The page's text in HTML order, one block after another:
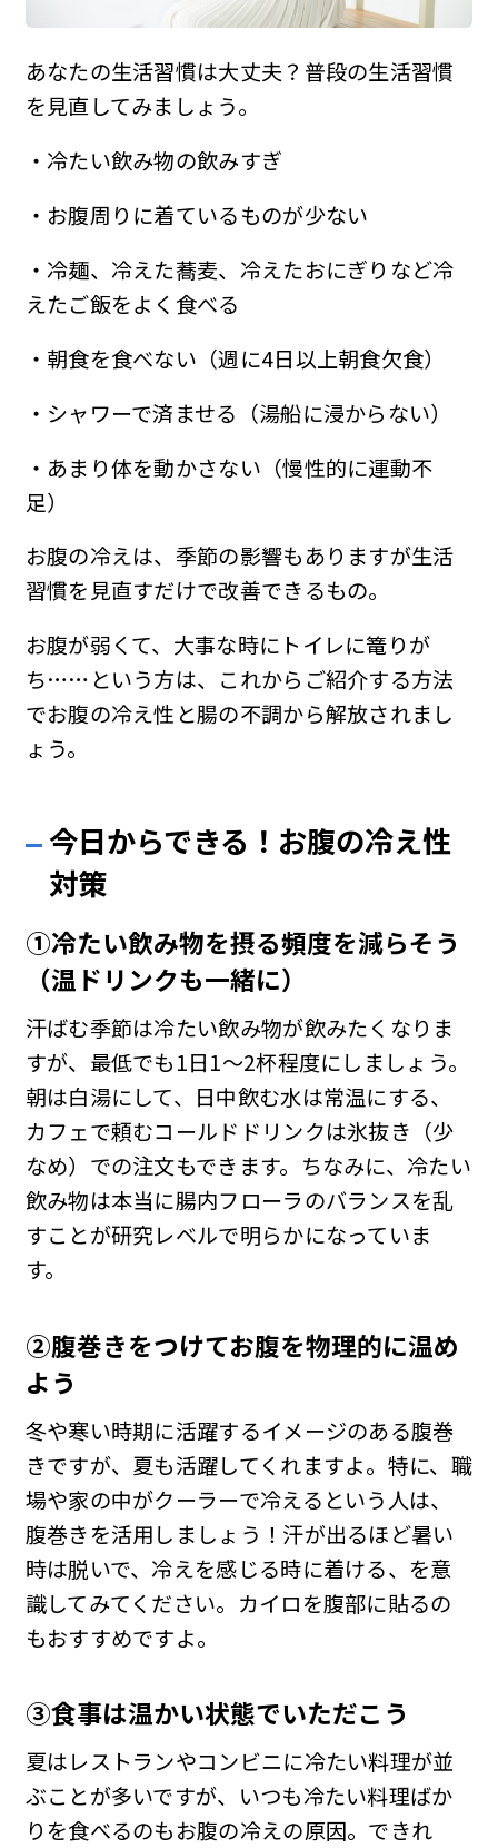
あなたの生活習慣は大丈夫？普段の生活習慣
を見直してみましょう。
・冷たい飲み物の飲みすぎ
・お腹周りに着ているものが少ない
・冷麺、冷えた蕎麦、冷えたおにぎりなど冷
えたご飯をよく食べる
・朝食を食べない（週に4日以上朝食欠食）
・シャワーで済ませる（湯船に浸からない）
・あまり体を動かさない（慢性的に運動不
足）
お腹の冷えは、季節の影響もありますが生活
習慣を見直すだけで改善できるもの。
お腹が弱くて、大事な時にトイレに篭りが
ち……という方は、これからご紹介する方法
でお腹の冷え性と腸の不調から解放されまし
ょう。
今日からできる！お腹の冷え性
対策
①冷たい飲み物を摂る頻度を減らそう
（温ドリンクも一緒に）
汗ばむ季節は冷たい飲み物が飲みたくなりま
すが、最低でも1日1〜2杯程度にしましょう。
朝は白湯にして、日中飲む水は常温にする、
カフェで頼むコールドドリンクは氷抜き（少
なめ）での注文もできます。ちなみに、冷たい
飲み物は本当に腸内フローラのバランスを乱
すことが研究レベルで明らかになっていま
す。
②腹巻きをつけてお腹を物理的に温め
よう
冬や寒い時期に活躍するイメージのある腹巻
きですが、夏も活躍してくれますよ。特に、職
場や家の中がクーラーで冷えるという人は、
腹巻きを活用しましょう！汗が出るほど暑い
時は脱いで、冷えを感じる時に着ける、を意
識してみてください。カイロを腹部に貼るの
もおすすめですよ。
③食事は温かい状態でいただこう
夏はレストランやコンビニに冷たい料理が並
ぶことが多いですが、いつも冷たい料理ばか
りを食べるのもお腹の冷えの原因。できれ